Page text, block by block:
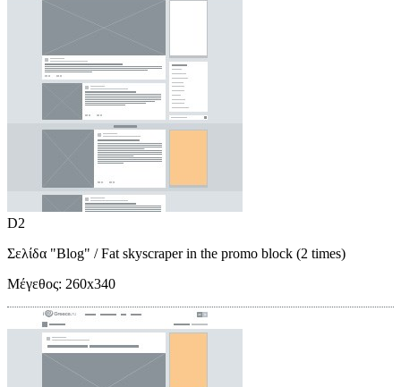
D2
Σελίδα "Blog" / Fat skyscraper in the promo block (2 times)
Μέγεθος: 260x340